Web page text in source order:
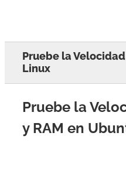
Pruebe la
Linux
Pruebe la
y RAM en